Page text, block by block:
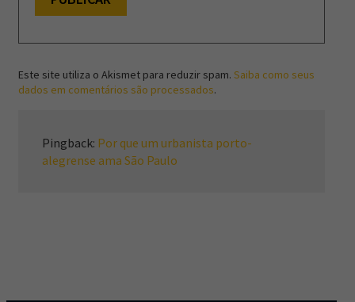
Este site utiliza o Akismet para reduzir spam. Saiba como seus
dados em comentários são processados.
Pingback: Por que um urbanista porto-
alegrense ama São Paulo